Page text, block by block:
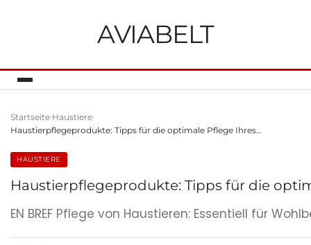
AVIABELT
Startseite Haustiere
Haustierpflegeprodukte: Tipps für die optimale Pflege Ihres…
HAUSTIERE
Haustierpflegeprodukte: Tipps für die
EN BREF Pflege von Haustieren: Essentiell für